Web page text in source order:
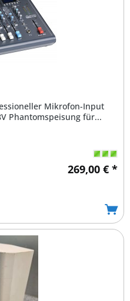
Mikrofon-Input
Phantomspeisung für...
269,00 € *